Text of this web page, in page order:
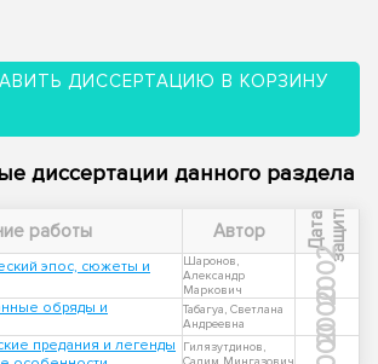
ДИССЕРТАЦИЮ В КОРЗИНУ
диссертации данного раздела
работы Автор Д
а
т
а
з
а
щ
и
ты
эпос, сюжеты и
Шаронов,
Александр
Маркович
2002
обряды и
Табагуа, Светлана
Андреевна
2000
предания и легенды
Гилязутдинов,